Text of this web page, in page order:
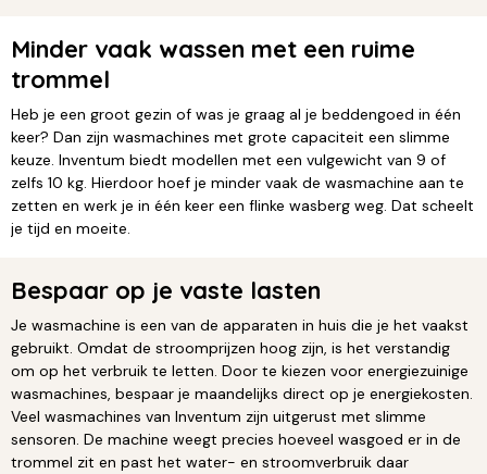
Minder vaak wassen met een ruime
trommel
Heb je een groot gezin of was je graag al je beddengoed in één
keer? Dan zijn wasmachines met grote capaciteit een slimme
keuze. Inventum biedt modellen met een vulgewicht van 9 of
zelfs 10 kg. Hierdoor hoef je minder vaak de wasmachine aan te
zetten en werk je in één keer een flinke wasberg weg. Dat scheelt
je tijd en moeite.
Bespaar op je vaste lasten
Je wasmachine is een van de apparaten in huis die je het vaakst
gebruikt. Omdat de stroomprijzen hoog zijn, is het verstandig
om op het verbruik te letten. Door te kiezen voor energiezuinige
wasmachines, bespaar je maandelijks direct op je energiekosten.
Veel wasmachines van Inventum zijn uitgerust met slimme
sensoren. De machine weegt precies hoeveel wasgoed er in de
trommel zit en past het water- en stroomverbruik daar